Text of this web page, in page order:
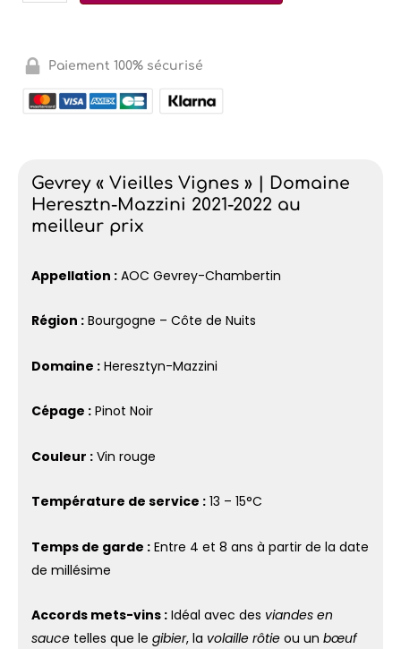
Paiement 100% sécurisé
Gevrey « Vieilles Vignes » | Domaine
Heresztn-Mazzini 2021-2022 au
meilleur prix
Appellation : AOC Gevrey-Chambertin
Région : Bourgogne – Côte de Nuits
Domaine : Heresztyn-Mazzini
Cépage : Pinot Noir
Couleur : Vin rouge
Température de service : 13 – 15°C
Temps de garde : Entre 4 et 8 ans à partir de la date
de millésime
Accords mets-vins : Idéal avec des viandes en
sauce telles que le gibier, la volaille rôtie ou un bœuf